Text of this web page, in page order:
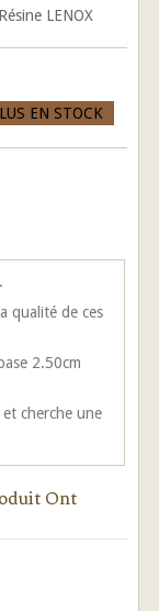
LENOX
EN STOCK
qualité de ces
2.50cm
cherche une
Ont